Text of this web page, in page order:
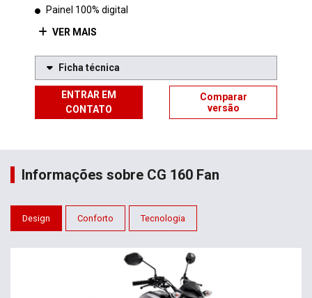
Painel 100% digital
VER MAIS
Ficha técnica
ENTRAR EM
CONTATO
Comparar
versão
Informações sobre CG 160 Fan
Design Conforto Tecnologia